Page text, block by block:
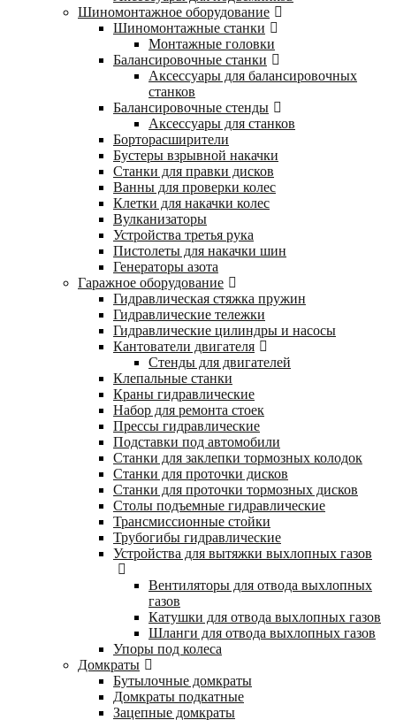
Шиномонтажное оборудование
Шиномонтажные станки
Монтажные головки
Балансировочные станки
Аксессуары для балансировочных
станков
Балансировочные стенды
Аксессуары для станков
Борторасширители
Бустеры взрывной накачки
Станки для правки дисков
Ванны для проверки колес
Клетки для накачки колес
Вулканизаторы
Устройства третья рука
Пистолеты для накачки шин
Генераторы азота
Гаражное оборудование
Гидравлическая стяжка пружин
Гидравлические тележки
Гидравлические цилиндры и насосы
Кантователи двигателя
Стенды для двигателей
Клепальные станки
Краны гидравлические
Набор для ремонта стоек
Прессы гидравлические
Подставки под автомобили
Станки для заклепки тормозных колодок
Станки для проточки дисков
Станки для проточки тормозных дисков
Столы подъемные гидравлические
Трансмиссионные стойки
Трубогибы гидравлические
Устройства для вытяжки выхлопных газов
Вентиляторы для отвода выхлопных
газов
Катушки для отвода выхлопных газов
Шланги для отвода выхлопных газов
Упоры под колеса
Домкраты
Бутылочные домкраты
Домкраты подкатные
Зацепные домкраты